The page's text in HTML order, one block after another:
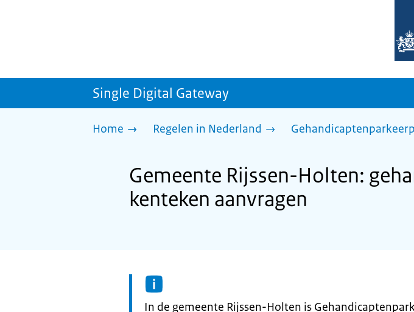
Single Digital Gateway
Home Regelen in Nederland
Gemeente Rijssen-Holten:
kenteken aanvragen
Informatie:
In de gemeente Rijssen-Holten is